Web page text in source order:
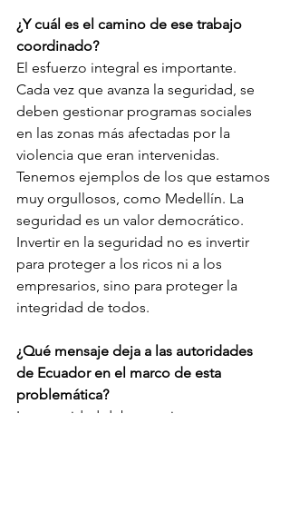
¿Y cuál es el camino de ese trabajo
coordinado?
El esfuerzo integral es importante.
Cada vez que avanza la seguridad, se
deben gestionar programas sociales
en las zonas más afectadas por la
violencia que eran intervenidas.
Tenemos ejemplos de los que estamos
muy orgullosos, como Medellín. La
seguridad es un valor democrático.
Invertir en la seguridad no es invertir
para proteger a los ricos ni a los
empresarios, sino para proteger la
integridad de todos.
¿Qué mensaje deja a las autoridades
de Ecuador en el marco de esta
problemática?
La seguridad debe ser vista como un